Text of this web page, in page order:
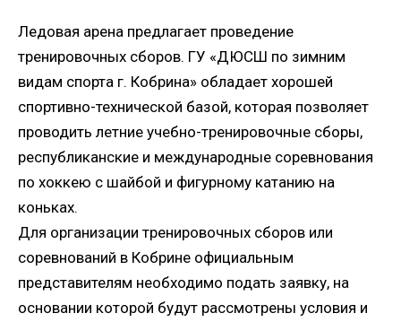
Ледовая арена предлагает проведение
тренировочных сборов. ГУ «ДЮСШ по зимним
видам спорта г. Кобрина» обладает хорошей
спортивно-технической базой, которая позволяет
проводить летние учебно-тренировочные сборы,
республиканские и международные соревнования
по хоккею с шайбой и фигурному катанию на
коньках.
Для организации тренировочных сборов или
соревнований в Кобрине официальным
представителям необходимо подать заявку, на
основании которой будут рассмотрены условия и